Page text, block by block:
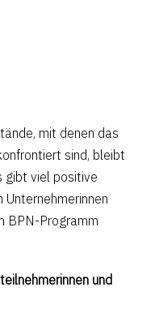
mit denen das
sind, bleibt
gibt viel positive
Unternehmerinnen
BPN-Programm
und